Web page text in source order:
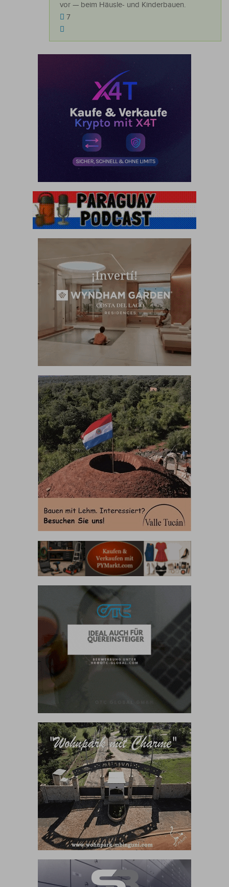
vor — beim Häusle- und Kinderbauen.
7